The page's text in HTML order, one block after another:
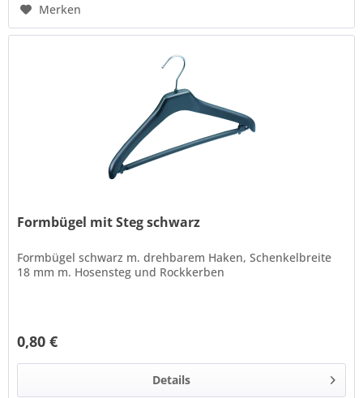
Merken
Formbügel mit Steg schwarz
Formbügel schwarz m. drehbarem Haken, Schenkelbreite
18 mm m. Hosensteg und Rockkerben
0,80 €
Details